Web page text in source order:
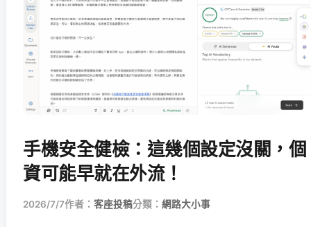
手機安全健檢：這幾個設定沒關，個
資可能早就在外流！
2026/7/7作者： 客座投稿分類： 網路大小事